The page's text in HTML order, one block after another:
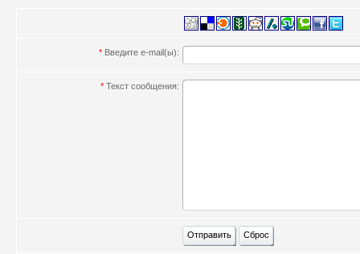
* Введите e-mail(ы):
* Текст сообщения: